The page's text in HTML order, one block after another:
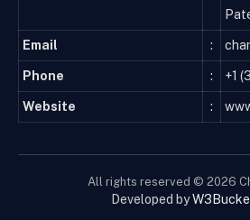
Email :
Phone : +1
Website :
All rights reserved © 2026
Developed by